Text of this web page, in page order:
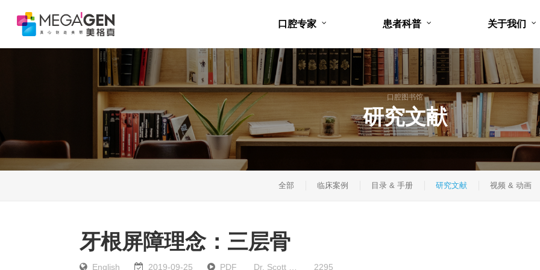
口腔专家 患者科普 关于我们
口腔图书馆
研究文献
全部 临床案例 目录 & 手册 研究文献 视频 & 动画
牙根屏障理念：三层骨
English 2019-09-25 PDF Dr. Scott … 2295